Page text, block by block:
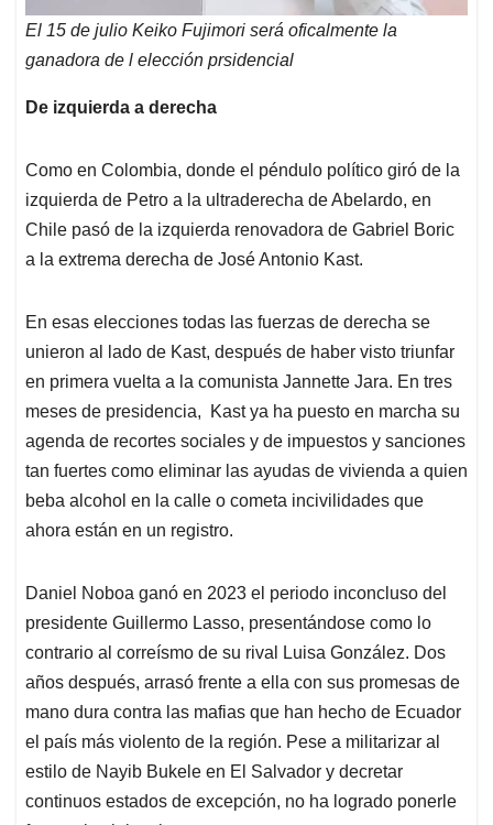
El 15 de julio Keiko Fujimori será oficalmente la
ganadora de l elección prsidencial
De izquierda a derecha
Como en Colombia, donde el péndulo político giró de la
izquierda de Petro a la ultraderecha de Abelardo, en
Chile pasó de la izquierda renovadora de Gabriel Boric
a la extrema derecha de José Antonio Kast.
En esas elecciones todas las fuerzas de derecha se
unieron al lado de Kast, después de haber visto triunfar
en primera vuelta a la comunista Jannette Jara. En tres
meses de presidencia, Kast ya ha puesto en marcha su
agenda de recortes sociales y de impuestos y sanciones
tan fuertes como eliminar las ayudas de vivienda a quien
beba alcohol en la calle o cometa incivilidades que
ahora están en un registro.
Daniel Noboa ganó en 2023 el periodo inconcluso del
presidente Guillermo Lasso, presentándose como lo
contrario al correísmo de su rival Luisa González. Dos
años después, arrasó frente a ella con sus promesas de
mano dura contra las mafias que han hecho de Ecuador
el país más violento de la región. Pese a militarizar al
estilo de Nayib Bukele en El Salvador y decretar
continuos estados de excepción, no ha logrado ponerle